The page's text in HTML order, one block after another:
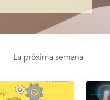
La próxima semana